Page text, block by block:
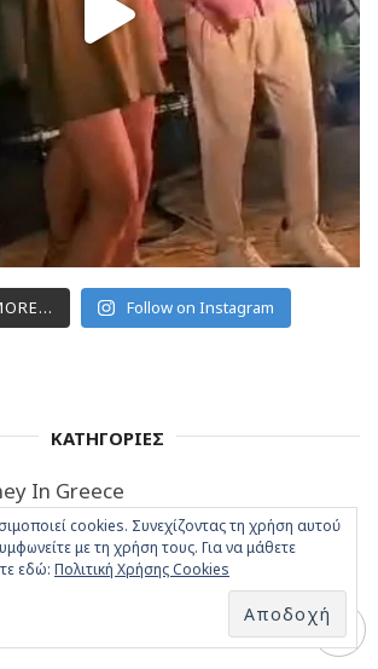
Follow on Instagram
ΚΑΤΗΓΟΡΙΕΣ
In Greece
cookies. Συνεχίζοντας τη χρήση αυτού
με τη χρήση τους. Για να μάθετε
εδώ: Πολιτική Χρήσης Cookies